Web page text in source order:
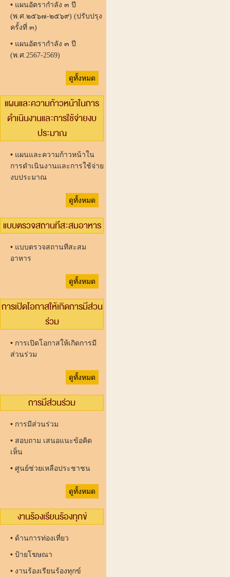
• แผนอัตรากำลัง ๓ ปี
(พ.ศ.๒๕๖๗-๒๕๖๙) (ปรับปรุง
ครั้งที่ ๓)
• แผนอัตรากำลัง ๓ ปี
(พ.ศ.2567-2569)
ดูทั้งหมด
แผนและความก้าวหน้าในการ
ดำเนินงานและการใช้จ่ายงบ
ประมาณ
• แผนและความก้าวหน้าใน
การดำเนินงานและการใช้จ่าย
งบประมาณ
ดูทั้งหมด
แบบตรวจสถานทีสะสมอาหาร
• แบบตรวจสถานทีสะสม
อาหาร
ดูทั้งหมด
การเปิดโอกาสให้เกิดการมีส่วน
ร่วม
• การเปิดโอกาสให้เกิดการมี
ส่วนร่วม
ดูทั้งหมด
การมีส่วนร่วม
• การมีส่วนร่วม
• สอบถาม เสนอแนะข้อคิด
เห็น
• ศูนย์ช่วยเหลือประชาชน
ดูทั้งหมด
งานร้องเรียนร้องทุกข์
• ด้านการท่องเที่ยว
• ป้ายโฆษณา
• งานร้องเรียนร้องทุกข์